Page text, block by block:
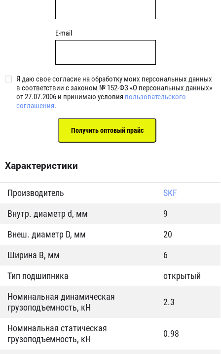
E-mail
Я даю свое согласие на обработку моих персональных данных
в соответствии с законом № 152-ФЗ «О персональных данных»
от 27.07.2006 и принимаю условия пользовательского
соглашения.
Характеристики
Производитель
SKF
Внутр. диаметр d, мм
9
Внеш. диаметр D, мм
20
Ширина B, мм
6
Тип подшипника
открытый
Номинальная динамическая
грузоподъемность, кН
2.3
Номинальная статическая
грузоподъемность, кН
0.98